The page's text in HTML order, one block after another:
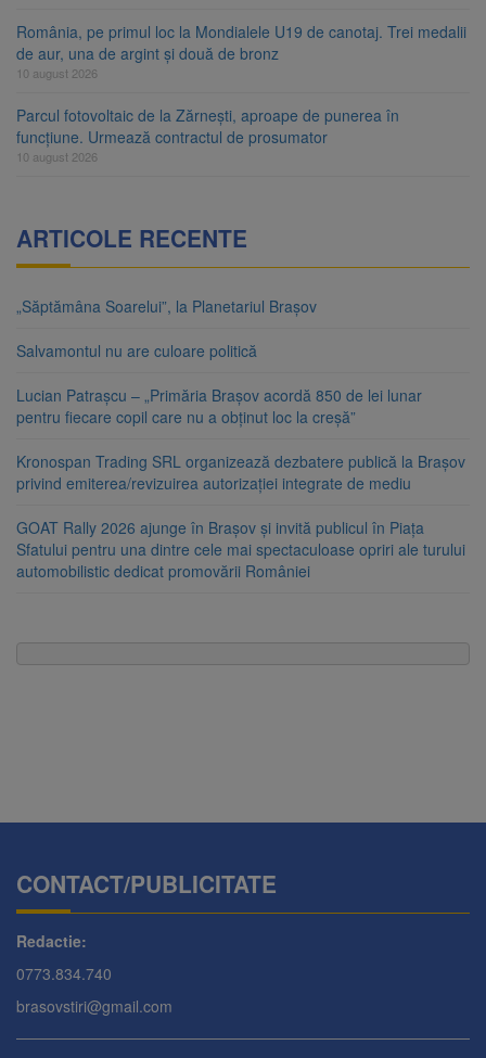
România, pe primul loc la Mondialele U19 de canotaj. Trei medalii
de aur, una de argint și două de bronz
10 august 2026
Parcul fotovoltaic de la Zărnești, aproape de punerea în
funcțiune. Urmează contractul de prosumator
10 august 2026
ARTICOLE RECENTE
„Săptămâna Soarelui”, la Planetariul Brașov
Salvamontul nu are culoare politică
Lucian Patrașcu – „Primăria Brașov acordă 850 de lei lunar
pentru fiecare copil care nu a obținut loc la creșă”
Kronospan Trading SRL organizează dezbatere publică la Brașov
privind emiterea/revizuirea autorizației integrate de mediu
GOAT Rally 2026 ajunge în Brașov și invită publicul în Piața
Sfatului pentru una dintre cele mai spectaculoase opriri ale turului
automobilistic dedicat promovării României
CONTACT/PUBLICITATE
Redactie:
0773.834.740
brasovstiri@gmail.com